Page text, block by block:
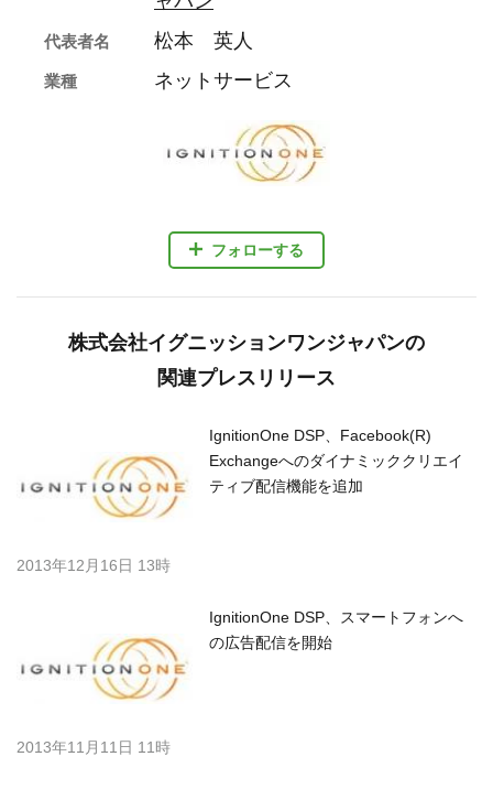
フォローする
代表者名 松本 英人
業種 ネットサービス
株式会社イグニッションワンジャパンの
関連プレスリリース
IgnitionOne DSP、Facebook(R)
Exchangeへのダイナミッククリエイ
ティブ配信機能を追加
2013年12月16日 13時
IgnitionOne DSP、スマートフォンへ
の広告配信を開始
2013年11月11日 11時